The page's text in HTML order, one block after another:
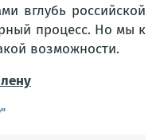
вглубь российской
процесс. Но мы к
возможности.